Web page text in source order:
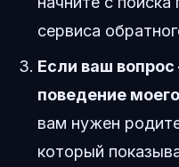
сервиса
Если ваш
поведение
вам нужен
который